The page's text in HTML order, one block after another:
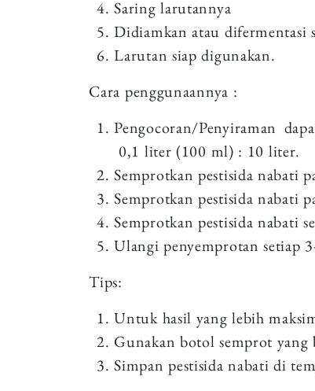
Saring larutannya
Didiamkan atau difermentasi
Larutan siap digunakan.
Cara penggunaannya :
Pengocoran/Penyiraman
0,1 liter (100 ml) : 10 liter.
Semprotkan pestisida nabati
Semprotkan pestisida nabati
Semprotkan pestisida nabati
Ulangi penyemprotan setiap
Tips:
Untuk hasil yang lebih
Gunakan botol semprot yang
Simpan pestisida nabati di